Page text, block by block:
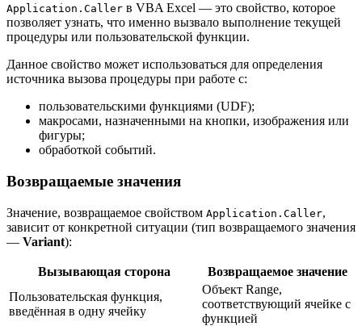
Application.Caller в VBA Excel — это свойство, которое
позволяет узнать, что именно вызвало выполнение текущей
процедуры или пользовательской функции.
Данное свойство может использоваться для определения
источника вызова процедуры при работе с:
пользовательскими функциями (UDF);
макросами, назначенными на кнопки, изображения или
фигуры;
обработкой событий.
Возвращаемые значения
Значение, возвращаемое свойством Application.Caller,
зависит от конкретной ситуации (тип возвращаемого значения
— Variant):
Вызывающая сторона
Возвращаемое значение
Пользовательская функция,
введённая в одну ячейку
Объект Range,
соответствующий ячейке с
функцией